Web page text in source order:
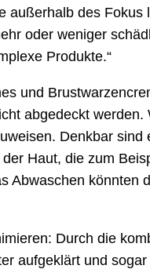
außerhalb des Fokus
oder weniger
Produkte.“
und
abgedeckt werden.
Denkbar sind
Haut, die zum
Abwaschen könnten
Durch die
aufgeklärt und